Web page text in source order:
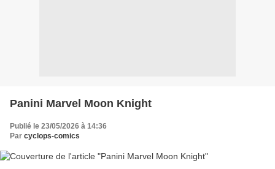
Panini Marvel Moon Knight
Publié le 23/05/2026 à 14:36
Par cyclops-comics